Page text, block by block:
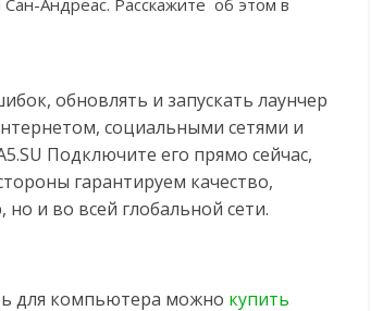
обновлять и запускать лаунчер
социальными сетями и
Подключите его прямо сейчас,
гарантируем качество,
но и во всей глобальной сети.
для компьютера можно купить